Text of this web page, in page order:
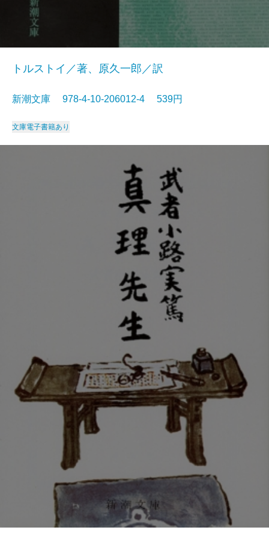
トルストイ／著、原久一郎／訳
新潮文庫 978-4-10-206012-4 539円
文庫電子書籍あり